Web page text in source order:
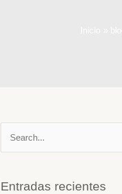
c
Entradas recientes